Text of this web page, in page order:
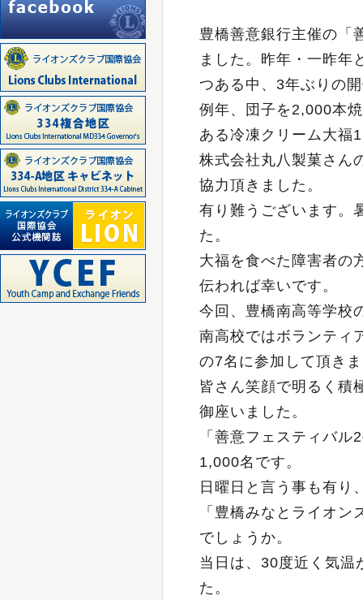
豊橋善意銀行主催の「
ました。昨年・一昨年
つある中、3年ぶりの
例年、団子を2,000本
ある冷凍クリーム大福
株式会社丸八製菓さん
協力頂きました。
有り難うございます。
た。
大福を食べた障害者の
伝われば幸いです。
今回、豊橋南高等学校
南高校ではボランティ
の7名に参加して頂き
皆さん笑顔で明るく積
御座いました。
「善意フェスティバ
1,000名です。
日曜日と言う事も有り
「豊橋みなとライオ
でしょうか。
当日は、30度近く気温
た。